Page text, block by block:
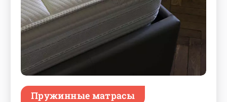
Пружинные матрасы